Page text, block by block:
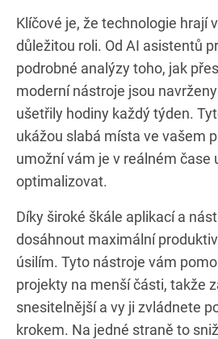
Klíčové je, že technologie hrají
důležitou roli. Od AI asistentů
podrobné analýzy toho, jak
moderní nástroje jsou
ušetřily hodiny každý týden.
ukážou slabá místa ve vašem
umožní vám je v reálném čase
optimalizovat.
Díky široké škále aplikací a
dosáhnout maximální
úsilím. Tyto nástroje vám
projekty na menší části, takže
snesitelnější a vy ji zvládnete
krokem. Na jedné straně to